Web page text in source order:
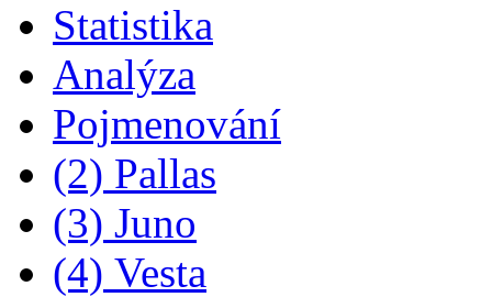
Statistika
Analýza
Pojmenování
(2) Pallas
(3) Juno
(4) Vesta